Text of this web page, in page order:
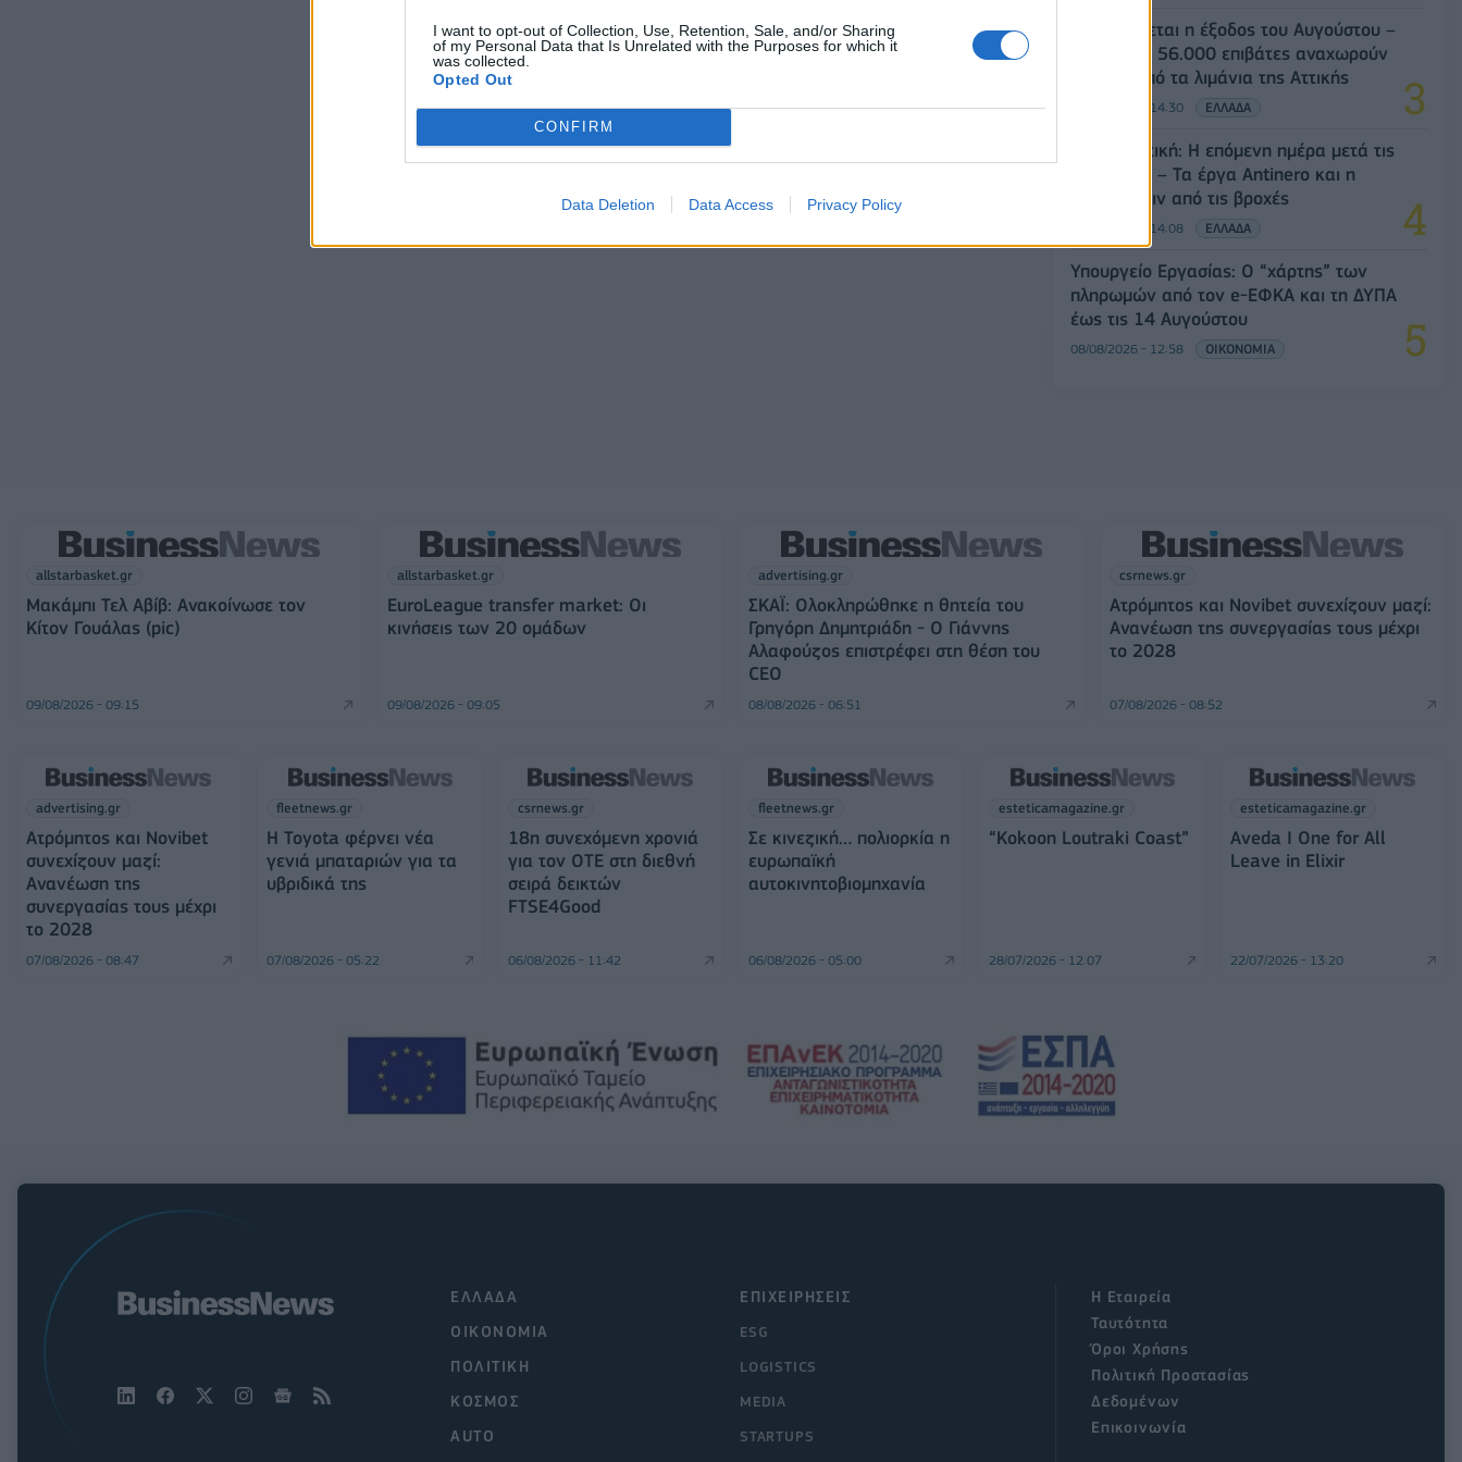
I want to opt-out of Collection, Use, Retention, Sale, and/or Sharing
of my Personal Data that Is Unrelated with the Purposes for which it
was collected.
Opted Out
CONFIRM
Data Deletion Data Access Privacy Policy
Κορυφώνεται η έξοδος του Αυγούστου –
Πάνω από 56.000 επιβάτες αναχωρούν
σήμερα από τα λιμάνια της Αττικής
08/08/2026 - 14:30 ΕΛΛΑΔΑ
Δυτική Αττική: Η επόμενη ημέρα μετά τις
πυρκαγιές – Τα έργα Antinero και η
«μάχη» πριν από τις βροχές
08/08/2026 - 14:08 ΕΛΛΑΔΑ
Υπουργείο Εργασίας: Ο “χάρτης” των
πληρωμών από τον e-ΕΦΚΑ και τη ΔΥΠΑ
έως τις 14 Αυγούστου
08/08/2026 - 12:58 ΟΙΚΟΝΟΜΙΑ
allstarbasket.gr
Μακάμπι Τελ Αβίβ: Ανακοίνωσε τον
Κίτον Γουάλας (pic)
09/08/2026 - 09:15
allstarbasket.gr
EuroLeague transfer market: Οι
κινήσεις των 20 ομάδων
09/08/2026 - 09:05
advertising.gr
ΣΚΑΪ: Ολοκληρώθηκε η θητεία του
Γρηγόρη Δημητριάδη - Ο Γιάννης
Αλαφούζος επιστρέφει στη θέση του
CEO
08/08/2026 - 06:51
csrnews.gr
Ατρόμητος και Novibet συνεχίζουν μαζί:
Ανανέωση της συνεργασίας τους μέχρι
το 2028
07/08/2026 - 08:52
advertising.gr
Ατρόμητος και Novibet
συνεχίζουν μαζί:
Ανανέωση της
συνεργασίας τους μέχρι
το 2028
07/08/2026 - 08:47
fleetnews.gr
Η Toyota φέρνει νέα
γενιά μπαταριών για τα
υβριδικά της
07/08/2026 - 05:22
csrnews.gr
18η συνεχόμενη χρονιά
για τον ΟΤΕ στη διεθνή
σειρά δεικτών
FTSE4Good
06/08/2026 - 11:42
fleetnews.gr
Σε κινεζική… πολιορκία η
ευρωπαϊκή
αυτοκινητοβιομηχανία
06/08/2026 - 05:00
esteticamagazine.gr
“Kokoon Loutraki Coast”
28/07/2026 - 12:07
esteticamagazine.gr
Aveda I One for All
Leave in Elixir
22/07/2026 - 13:20
ΕΠΙΧΕΙΡΗΣΕΙΣ
ESG
LOGISTICS
MEDIA
STARTUPS
ΕΛΛΑΔΑ
ΟΙΚΟΝΟΜΙΑ
ΠΟΛΙΤΙΚΗ
ΚΟΣΜΟΣ
AUTO
Η Εταιρεία
Ταυτότητα
Όροι Χρήσης
Πολιτική Προστασίας
Δεδομένων
Επικοινωνία